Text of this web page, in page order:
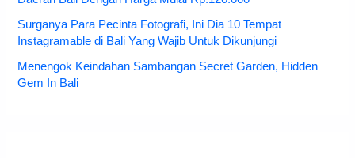
Surganya Para Pecinta Fotografi, Ini Dia 10 Tempat
Instagramable di Bali Yang Wajib Untuk Dikunjungi
Menengok Keindahan Sambangan Secret Garden, Hidden
Gem In Bali